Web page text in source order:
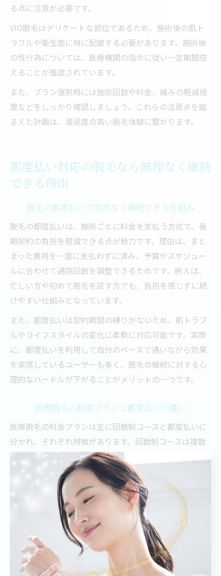
る点に注意が必要です。
VIO脱毛はデリケートな部位であるため、施術後の肌ト
ラブルや衛生面に特に配慮する必要があります。施術後
の性行為については、医療機関の指示に従い一定期間控
えることが推奨されています。
また、プラン選択時には施術回数や料金、痛みの軽減措
置などをしっかり確認しましょう。これらの注意点を踏
まえた計画は、満足度の高い脱毛体験に繋がります。
都度払い対応の脱毛なら無理なく継続
できる理由
脱毛の都度払いで負担なく継続できる仕組み
脱毛の都度払いは、施術ごとに料金を支払う方式で、長
期契約の負担を軽減できる点が魅力です。理由は、まと
まった費用を一度に支払わずに済み、予算やスケジュー
ルに合わせて通院回数を調整できるためです。例えば、
忙しい方や初めて脱毛を試す方でも、負担を感じずに続
けやすい仕組みとなっています。
また、都度払いは契約期間の縛りがないため、肌トラブ
ルやライフスタイルの変化に柔軟に対応可能です。実際
に、都度払いを利用して自分のペースで通いながら効果
を実感しているユーザーも多く、脱毛の継続に対する心
理的なハードルが下がることがメリットの一つです。
医療脱毛の料金プランと都度払いの違い
医療脱毛の料金プランは主に回数制コースと都度払いに
分かれ、それぞれ特徴があります。回数制コースは複数
回の施術をパッケージ化し、料金が割安になる傾向があ
りますが、契約期間や回数の縛りがあるため、途中解約
やスケジュール調整が難しい場合があります。
一方、都度払いは施術ごとに料金を支払うため、契約の
縛りがなく自由度が高いのが特徴です。ただし、回数制
コースに比べて単価はやや高くなることが多いため、通
院頻度や予算に応じて選択する必要があります。例え
ば、脱毛初心者やまずは体験したい方には都度払いが適